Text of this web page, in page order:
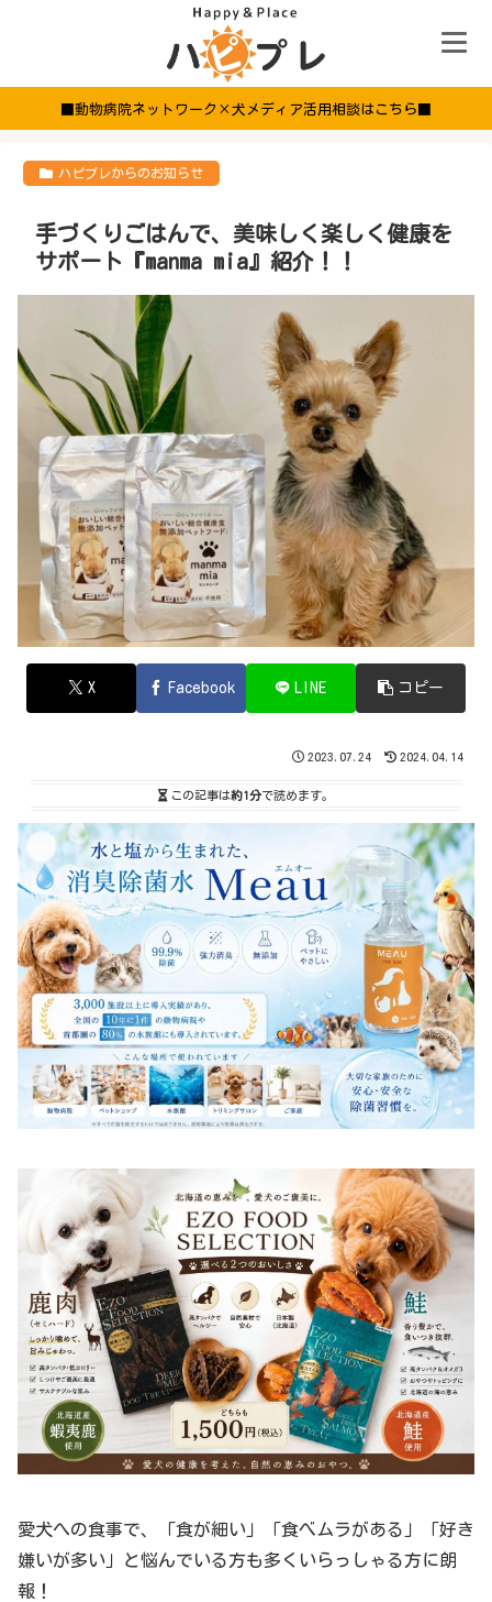
■動物病院ネットワーク×犬メディア活用相談はこちら■
ハピプレからのお知らせ
手づくりごはんで、美味しく楽しく健康を
サポート『manma mia』紹介！！
X Facebook LINE コピー
2023.07.24 2024.04.14
この記事は約1分で読めます。
愛犬への食事で、「食が細い」「食べムラがある」「好き
嫌いが多い」と悩んでいる方も多くいらっしゃる方に朗
報！